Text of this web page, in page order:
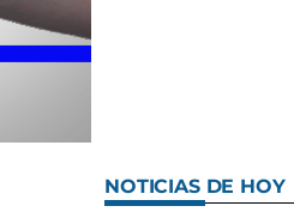
NOTICIAS DE HOY